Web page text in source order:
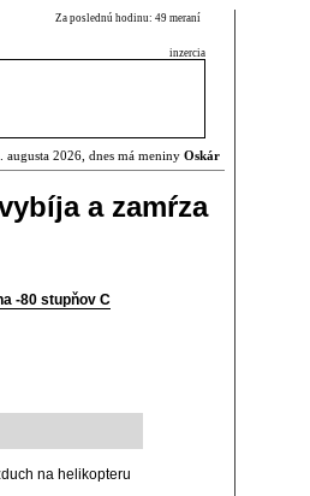
Za poslednú hodinu: 49 meraní
inzercia
augusta 2026, dnes má meniny Oskár
a zamŕza
-80 stupňov C
na helikopteru